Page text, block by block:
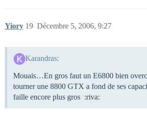
Yiory Décembre 5, 2006, 9:27
19
Karandras:
Mouais…En gros faut un E6800 bien
tourner une 8800 GTX a fond de ses
faille encore plus gros :riva: